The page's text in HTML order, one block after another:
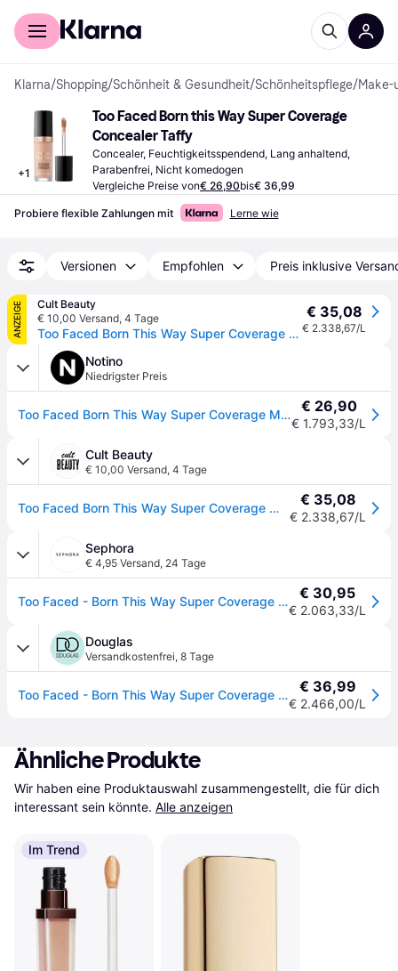
Für Shopper
Klarna/Shopping/Schönheit & Gesundheit/Schönheitspflege/Make-
+1
Too Faced Born this Way Super Coverage
Concealer Taffy
Concealer, Feuchtigkeitsspendend, Lang anhaltend,
Parabenfrei, Nicht komedogen
Vergleiche Preise von€ 26,90bis€ 36,99
Probiere flexible Zahlungen mit Lerne wie
Versionen Empfohlen Preis inklusive
ANZEIGE
Cult Beauty
€ 10,00 Versand, 4 Tage
Too Faced Born This Way Super Coverage Multi-Use Concealer 13.5ml (Various Shades) - Taffy
€ 35,08
€ 2.338,67/L
Notino
Niedrigster Preis
Too Faced Born This Way Super Coverage Multi-Use Concealer Langzeit-Korrektor für volle Abdeckung Farbton Taffy 13.5 ml € 26,90
€ 1.793,33/L
Cult Beauty
€ 10,00 Versand, 4 Tage
Too Faced Born This Way Super Coverage Multi-Use Concealer 13.5ml (Various Shades) - Taffy € 35,08
€ 2.338,67/L
Sephora
€ 4,95 Versand, 24 Tage
Too Faced - Born This Way Super Coverage Multi-use Concealer - Concealer - Taffy (15 Ml) - 15 ml € 30,95
€ 2.063,33/L
Douglas
Versandkostenfrei, 8 Tage
Too Faced - Born This Way Super Coverage Concealer 13,5 ml Taffy - Hellbraun € 36,99
€ 2.466,00/L
Ähnliche Produkte
Wir haben eine Produktauswahl zusammengestellt, die für dich
interessant sein könnte. Alle anzeigen
Im Trend